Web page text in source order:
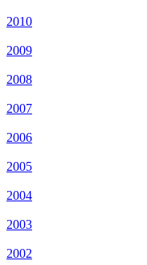
2010
2009
2008
2007
2006
2005
2004
2003
2002